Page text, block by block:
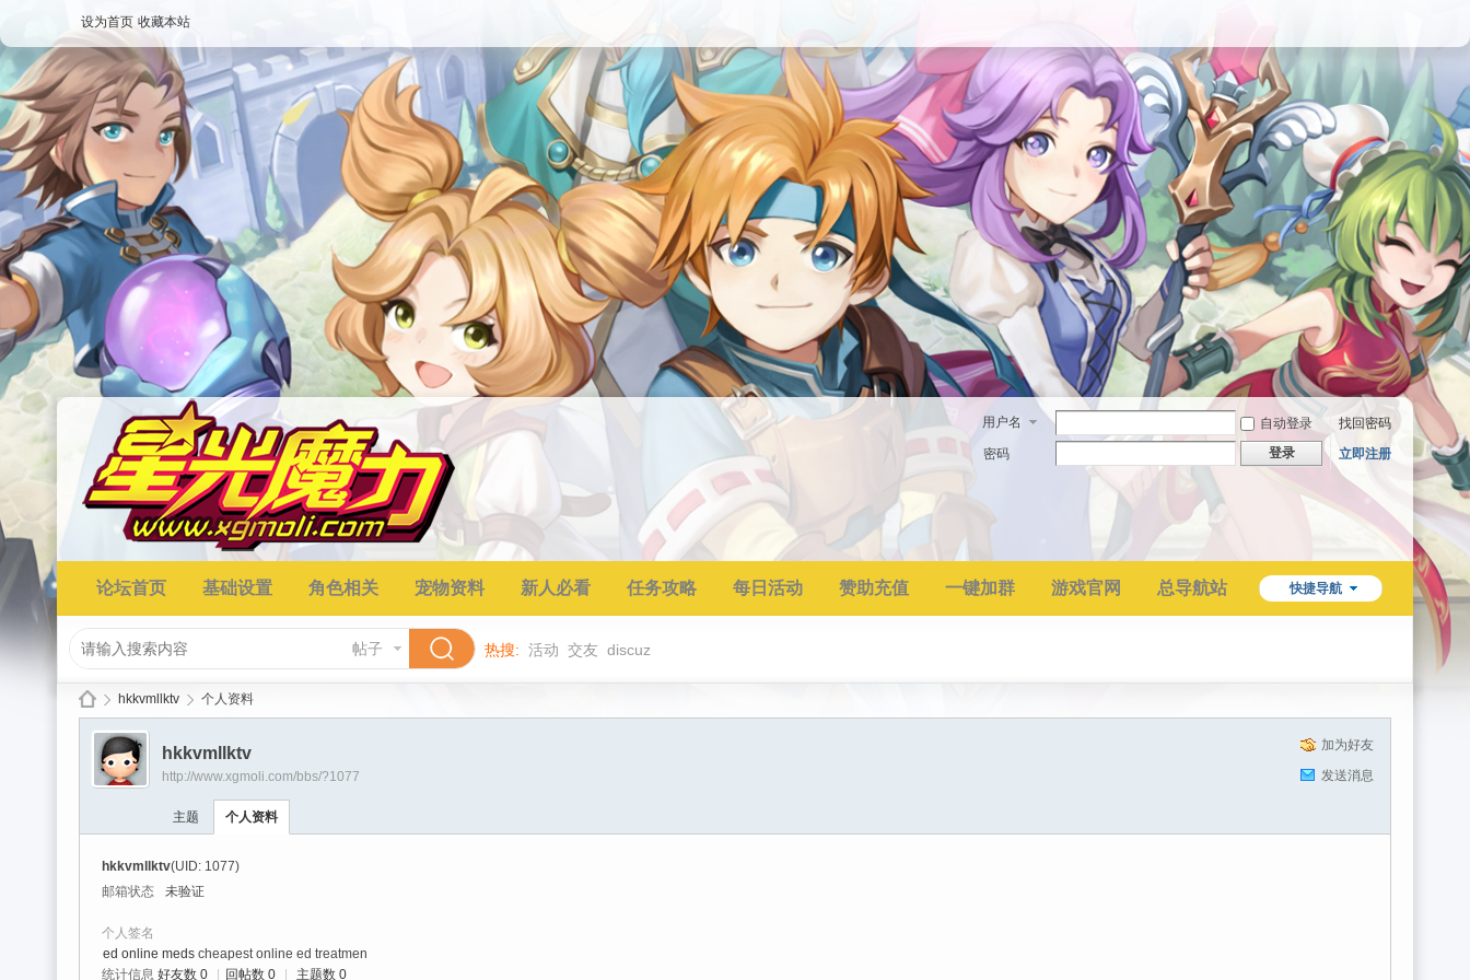
设为首页 收藏本站
用户名 自动登录
找回密码
密码
登录 立即注册
快捷导航
论坛首页 基础设置 角色相关 宠物资料 新人必看 任务攻略 每日活动 赞助充值 一键加群 游戏官网 总导航站
帖子 热搜: 活动 交友 discuz
›
hkkvmllktv 个人资料
加为好友
发送消息
hkkvmllktv
http://www.xgmoli.com/bbs/?1077
主题 个人资料
hkkvmllktv(UID: 1077)
邮箱状态
未验证
个人签名
ed online meds cheapest online ed treatmen
统计信息 好友数 0 回帖数 0 主题数 0